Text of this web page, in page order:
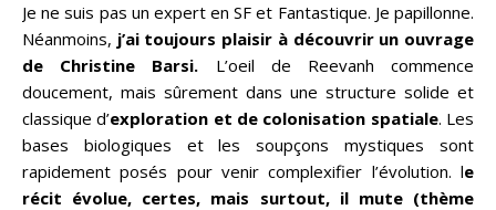
Je ne suis pas un expert en SF et Fantastique. Je papillonne.
Néanmoins, j’ai toujours plaisir à découvrir un ouvrage
de Christine Barsi. L’oeil de Reevanh commence
doucement, mais sûrement dans une structure solide et
classique d’exploration et de colonisation spatiale. Les
bases biologiques et les soupçons mystiques sont
rapidement posés pour venir complexifier l’évolution. le
récit évolue, certes, mais surtout, il mute (thème